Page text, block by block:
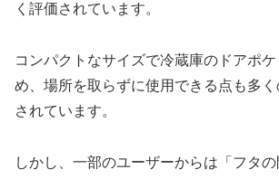
く評価されています。
コンパクトなサイズで冷蔵庫のドアポ
め、場所を取らずに使用できる点も多
されています。
しかし、一部のユーザーからは「フタ